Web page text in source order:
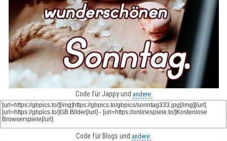
Code für Jappy und andere:
Code für Blogs und andere: